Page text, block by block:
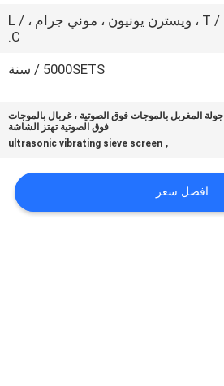
T / T ، ويسترن يونيون ، موني جرام ، L /
C.
5000SETS / سنة
جولة المغربل بالموجات فوق الصوتية ، غربال بالموجات
فوق الصوتية تهتز الشاشة
,
ultrasonic vibrating sieve screen
افضل سعر